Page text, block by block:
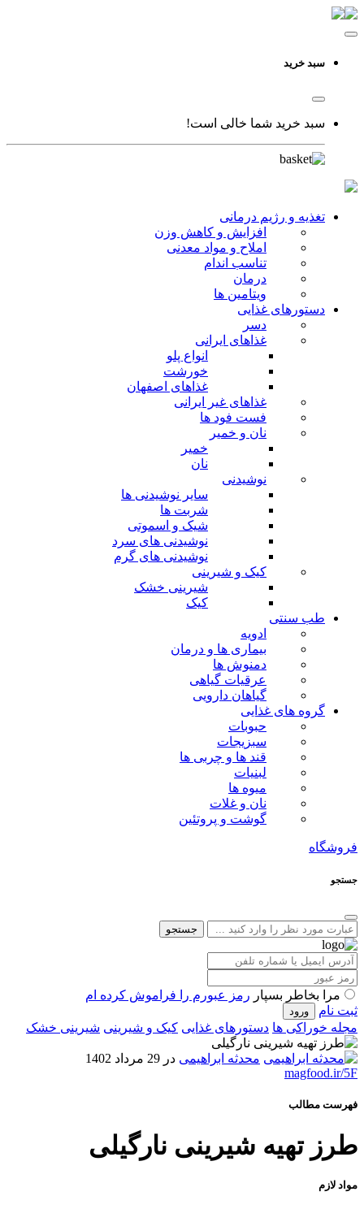
سبد خرید
سبد خرید شما خالی است!
تغذیه و رژیم درمانی
افزایش و کاهش وزن
املاح و مواد معدنی
تناسب اندام
درمان
ویتامین ها
دستورهای غذایی
دسر
غذاهای ایرانی
انواع پلو
خورشت
غذاهای اصفهان
غذاهای غیر ایرانی
فست فود ها
نان و خمیر
خمیر
نان
نوشیدنی
سایر نوشیدنی ها
شربت ها
شیک و اسموتی
نوشیدنی های سرد
نوشیدنی های گرم
کیک و شیرینی
شیرینی خشک
کیک
طب سنتی
ادویه
بیماری ها و درمان
دمنوش ها
عرقیات گیاهی
گیاهان دارویی
گروه های غذایی
حبوبات
سبزیجات
قند ها و چربی ها
لبنیات
میوه ها
نان و غلات
گوشت و پروتئین
فروشگاه
جستجو
جستجو
مرا بخاطر بسپار رمز عبورم را فراموش کرده ام
ثبت نام
مجله خوراکی ها دستورهای غذایی کیک و شیرینی شیرینی خشک
محدثه ابراهیمی در 29 مرداد 1402
magfood.ir/5F
فهرست مطالب
طرز تهیه شیرینی نارگیلی
مواد لازم